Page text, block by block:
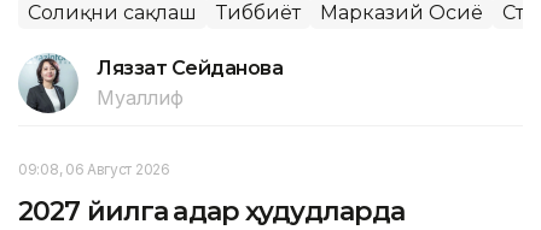
Соғлиқни сақлаш Тиббиёт Марказий Осиё
Ляззат Сейданова
Муаллиф
09:08, 06 Август 2026
2027 йилга қадар ҳудудларда